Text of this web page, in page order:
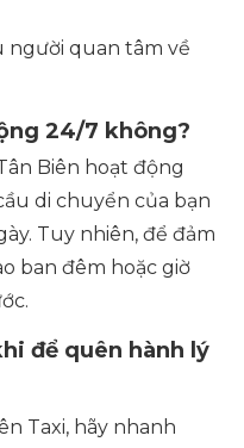
người quan tâm về
24/7 không?
Biên hoạt động
di chuyển của bạn
Tuy nhiên, để đảm
ban đêm hoặc giờ
để quên hành lý
Taxi, hãy nhanh